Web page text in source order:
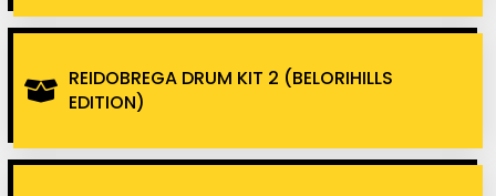
REIDOBREGA DRUM KIT 2 (BELORIHILLS
EDITION)